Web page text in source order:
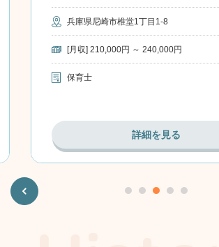
Previous
兵庫県尼崎市椎堂1丁目1-8
[月収] 210,000円 ～ 240,000円
保育士
詳細を見る